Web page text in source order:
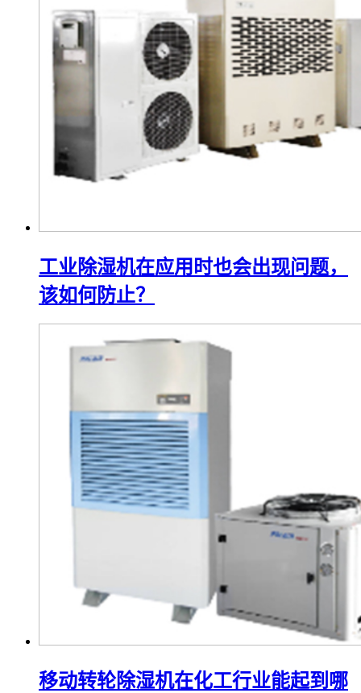
工业除湿机在应用时也会出现问题，
该如何防止？
移动转轮除湿机在化工行业能起到哪